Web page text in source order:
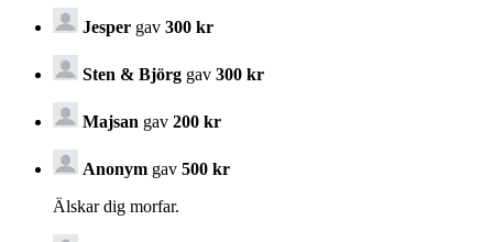
Jesper gav 300 kr
Sten & Björg gav 300 kr
Majsan gav 200 kr
Anonym gav 500 kr
Älskar dig morfar.